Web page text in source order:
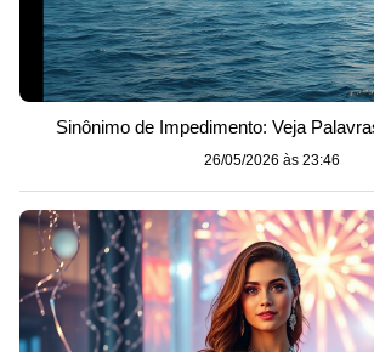
Sinônimo de Impedimento: Veja
26/05/2026 às 23:46